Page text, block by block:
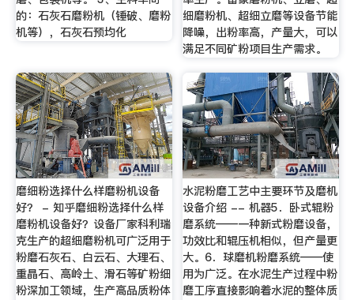
的：石灰石磨粉机（锤破、磨粉
机等），石灰石预均化
细磨粉机、超细立磨等设备节能
降噪，出粉率高，产量大，可以
满足不同矿粉项目生产需求。
磨细粉选择什么样磨粉机设备
好？ - 知乎磨细粉选择什么样
磨粉机设备好？设备厂家科利瑞
克生产的超细磨粉机可广泛用于
粉磨石灰石、白云石、大理石、
重晶石、高岭土、滑石等矿粉细
粉深加工领域，生产高品质粉体
水泥粉磨工艺中主要环节及磨机
设备介绍 -- 机器5．卧式辊粉
磨系统——一种新式粉磨设备，
功效比和辊压机相似，但产量更
大。6．球磨机粉磨系统——使
用为广泛。在水泥生产过程中粉
磨工序直接影响着水泥的整体质